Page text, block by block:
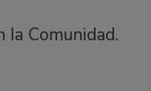
la Comunidad.